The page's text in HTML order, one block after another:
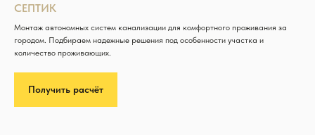
СЕПТИК
Монтаж автономных систем канализации для комфортного проживания за
городом. Подбираем надежные решения под особенности участка и
количество проживающих.
Получить расчёт